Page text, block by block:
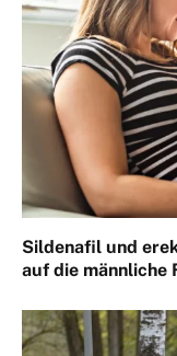
Sildenafil und
auf die männliche